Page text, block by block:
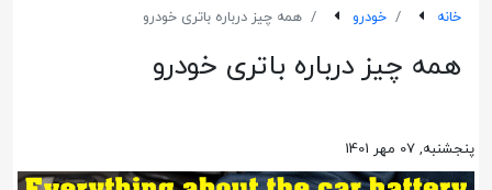
خانه خودرو همه چیز درباره باتری خودرو
همه چیز درباره باتری خودرو
پنجشنبه, 07 مهر 1401